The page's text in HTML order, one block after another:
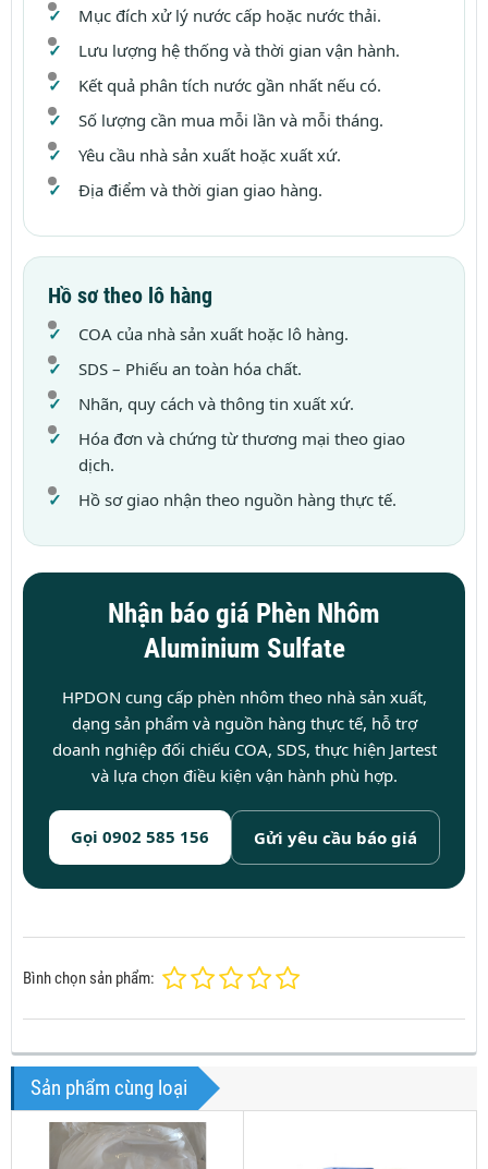
Mục đích xử lý nước cấp hoặc nước thải.
Lưu lượng hệ thống và thời gian vận hành.
Kết quả phân tích nước gần nhất nếu có.
Số lượng cần mua mỗi lần và mỗi tháng.
Yêu cầu nhà sản xuất hoặc xuất xứ.
Địa điểm và thời gian giao hàng.
Hồ sơ theo lô hàng
COA của nhà sản xuất hoặc lô hàng.
SDS – Phiếu an toàn hóa chất.
Nhãn, quy cách và thông tin xuất xứ.
Hóa đơn và chứng từ thương mại theo giao
dịch.
Hồ sơ giao nhận theo nguồn hàng thực tế.
Nhận báo giá Phèn Nhôm
Aluminium Sulfate
HPDON cung cấp phèn nhôm theo nhà sản xuất,
dạng sản phẩm và nguồn hàng thực tế, hỗ trợ
doanh nghiệp đối chiếu COA, SDS, thực hiện Jartest
và lựa chọn điều kiện vận hành phù hợp.
Gọi 0902 585 156 Gửi yêu cầu báo giá
Bình chọn sản phẩm:
Sản phẩm cùng loại